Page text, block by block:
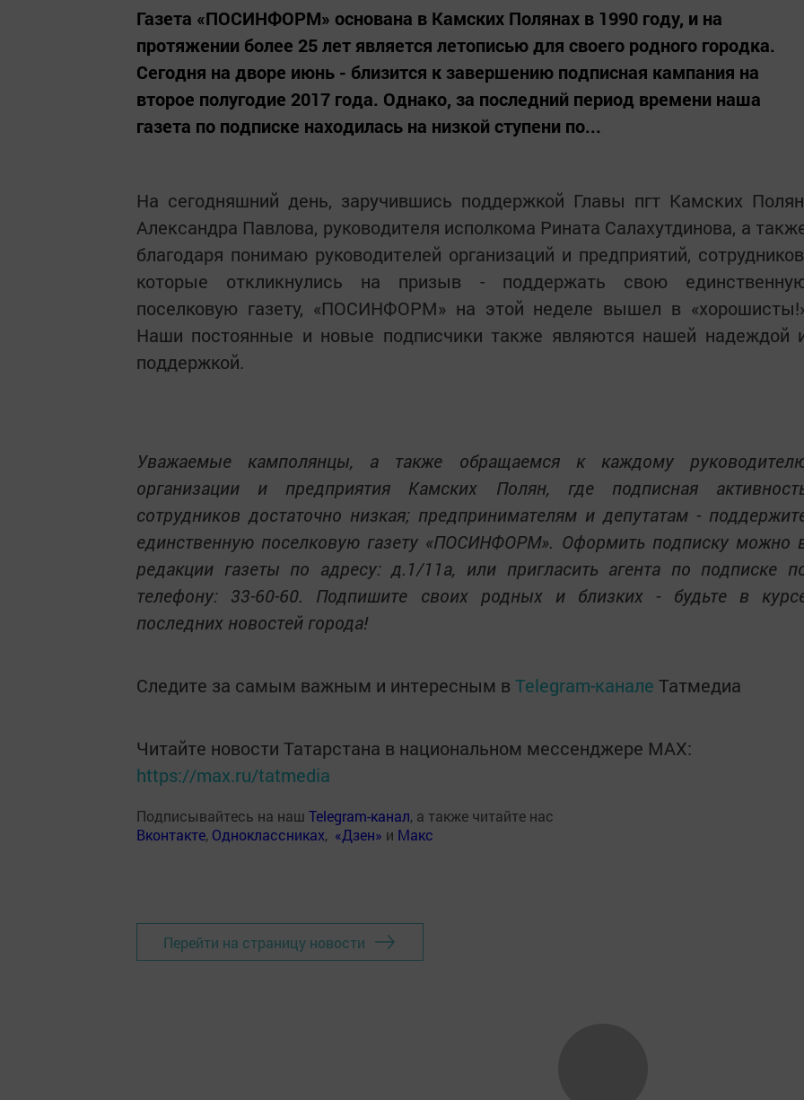
Газета «ПОСИНФОРМ» основана в Камских Полянах в 1990 году, и на
протяжении более 25 лет является летописью для своего родного городка.
Сегодня на дворе июнь - близится к завершению подписная кампания на
второе полугодие 2017 года. Однако, за последний период времени наша
газета по подписке находилась на низкой ступени по...
На сегодняшний день, заручившись поддержкой Главы пгт Камских
Александра Павлова, руководителя исполкома Рината Салахутдинова, а
благодаря понимаю руководителей организаций и предприятий,
которые откликнулись на призыв - поддержать свою
поселковую газету, «ПОСИНФОРМ» на этой неделе вышел в
Наши постоянные и новые подписчики также являются нашей надеждой
поддержкой.
Уважаемые камполянцы, а также обращаемся к каждому
организации и предприятия Камских Полян, где подписная
сотрудников достаточно низкая; предпринимателям и депутатам -
единственную поселковую газету «ПОСИНФОРМ». Оформить подписку можно
редакции газеты по адресу: д.1/11а, или пригласить агента по подписке
телефону: 33-60-60. Подпишите своих родных и близких - будьте в
последних новостей города!
Следите за самым важным и интересным в Telegram-канале Татмедиа
Читайте новости Татарстана в национальном мессенджере MАХ:
https://max.ru/tatmedia
Подписывайтесь на наш Telegram-канал, а также читайте нас
Вконтакте, Одноклассниках, «Дзен» и Макс
Перейти на страницу новости